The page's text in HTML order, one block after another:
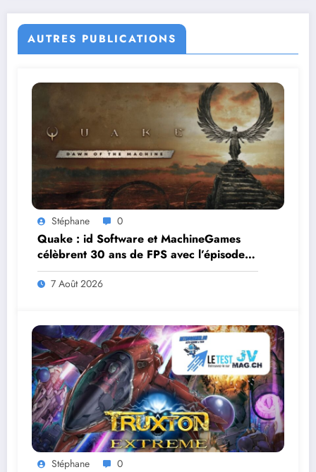
AUTRES PUBLICATIONS
Stéphane 0
Quake : id Software et MachineGames
célèbrent 30 ans de FPS avec l’épisode
gratuit Dawn of the Machine
7 Août 2026
Stéphane 0